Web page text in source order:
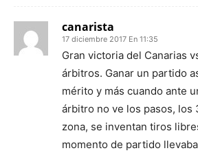
canarista
17 diciembre 2017 En 11:35
Gran victoria del Canarias
árbitros. Ganar un partido
mérito y más cuando ante
árbitro no ve los pasos, los
zona, se inventan tiros
momento de partido